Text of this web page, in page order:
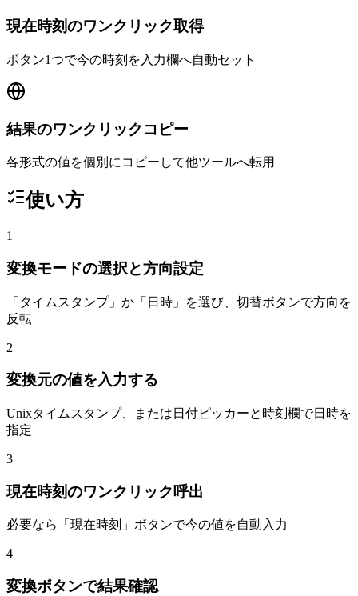
現在時刻のワンクリック取得
ボタン1つで今の時刻を入力欄へ自動セット
結果のワンクリックコピー
各形式の値を個別にコピーして他ツールへ転用
使い方
1
変換モードの選択と方向設定
「タイムスタンプ」か「日時」を選び、切替ボタンで方向を
反転
2
変換元の値を入力する
Unixタイムスタンプ、または日付ピッカーと時刻欄で日時を
指定
3
現在時刻のワンクリック呼出
必要なら「現在時刻」ボタンで今の値を自動入力
4
変換ボタンで結果確認